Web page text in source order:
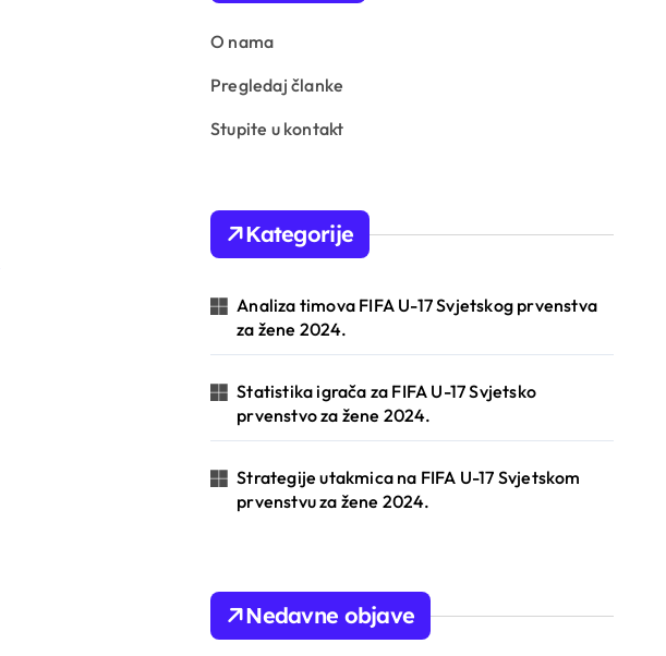
O nama
Pregledaj članke
Stupite u kontakt
Kategorije
Analiza timova FIFA U-17 Svjetskog prvenstva
za žene 2024.
Statistika igrača za FIFA U-17 Svjetsko
prvenstvo za žene 2024.
Strategije utakmica na FIFA U-17 Svjetskom
prvenstvu za žene 2024.
Nedavne objave